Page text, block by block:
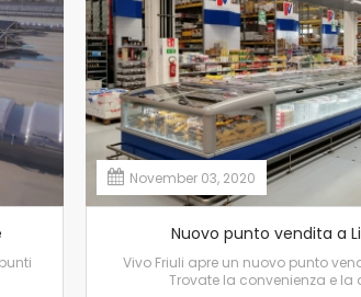
November 03, 2020
Nuovo punto vendita a
Vivo Friuli apre un nuovo punto
Trovate la convenienza e la